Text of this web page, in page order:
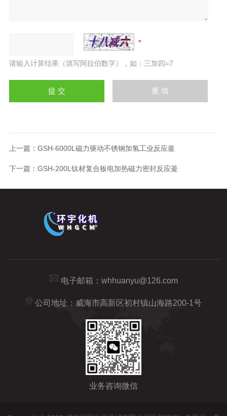
请输入计算结果（填写阿拉伯数字），如：三加四=7
上一篇： GSH-6000L磁力驱动不锈钢加氢工业反应釜
下一篇： GSH-200L钛材复合板电加热磁力密封反应釜
电子邮箱： whhuanyu@126.com
公司地址：威海市高新区初村镇山海路200-1号
业务咨询微信